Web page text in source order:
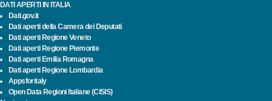
DATI APERTI IN ITALIA
Dati.gov.it
Dati aperti della Camera dei Deputati
Dati aperti Regione Veneto
Dati aperti Regione Piemonte
Dati aperti Emilia Romagna
Dati aperti Regione Lombardia
Appsforitaly
Open Data Regioni Italiane (CISIS)